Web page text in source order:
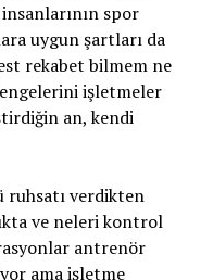
spor
uygun şartları da
rekabet bilmem ne
işletmeler
an, kendi
ruhsatı verdikten
ve neleri kontrol
antrenör
ama işletme